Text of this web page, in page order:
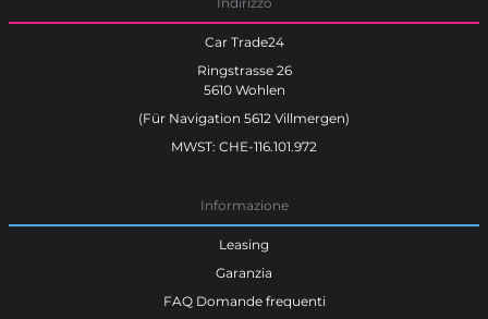
Car Trade24
Ringstrasse 26
5610 Wohlen
(Für Navigation 5612 Villmergen)
MWST: CHE-116.101.972
Informazione
Leasing
Garanzia
FAQ Domande frequenti